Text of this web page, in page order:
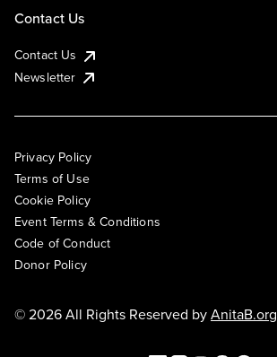
Contact Us
Contact Us
Newsletter
Privacy Policy
Terms of Use
Cookie Policy
Event Terms & Conditions
Code of Conduct
Donor Policy
© 2026 All Rights Reserved byAnitaB.org